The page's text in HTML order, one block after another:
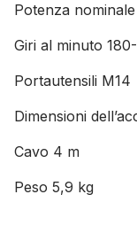
Potenza
Giri al minuto
Portautensili M14
Dimensioni
Cavo 4 m
Peso 5,9 kg